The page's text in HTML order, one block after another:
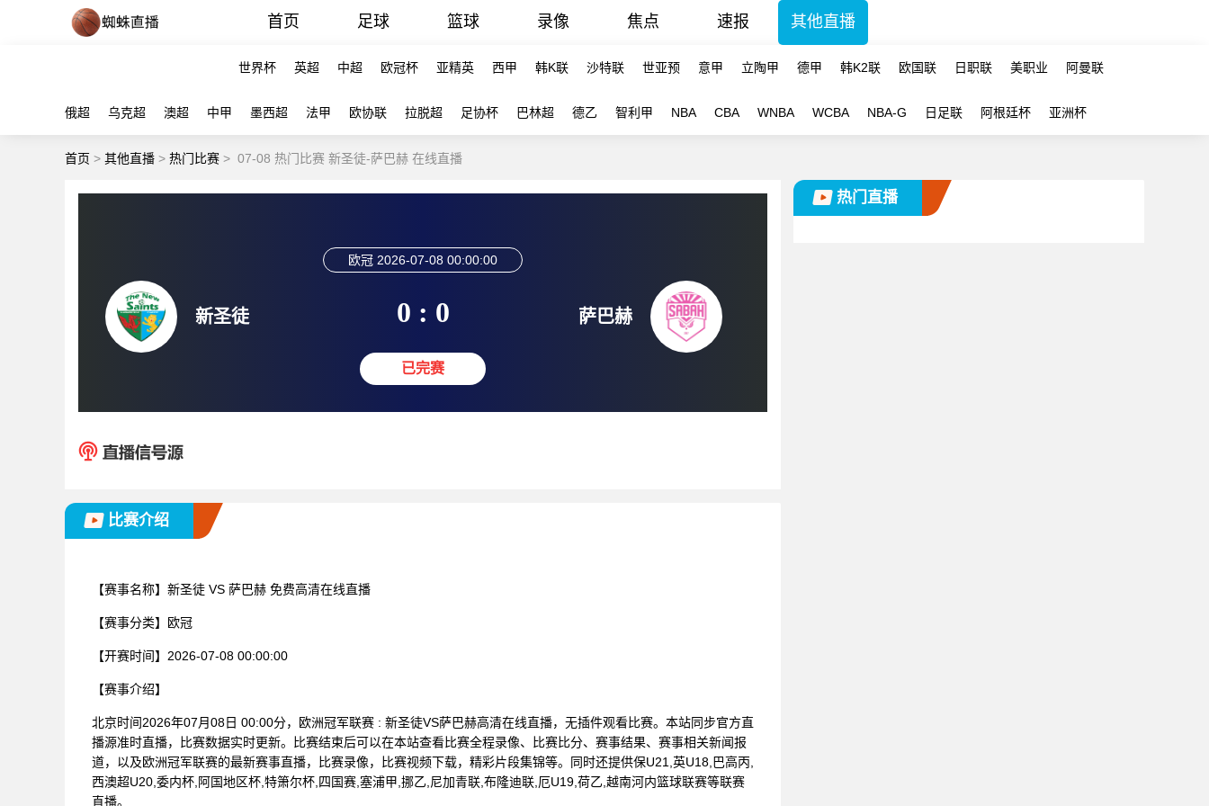
首页 足球 篮球 录像 焦点 速报 其他直播
世界杯 英超 中超 欧冠杯 亚精英 西甲 韩K联 沙特联 世亚预 意甲 立陶甲 德甲 韩K2联 欧国联 日职联 美职业 阿曼联
俄超 乌克超 澳超 中甲 墨西超 法甲 欧协联 拉脱超 足协杯 巴林超 德乙 智利甲 NBA CBA WNBA WCBA NBA-G 日足联 阿根廷杯 亚洲杯
首页 > 其他直播 > 热门比赛 > 07-08 热门比赛 新圣徒-萨巴赫 在线直播
新圣徒
欧冠 2026-07-08 00:00:00
0 : 0
已完赛
萨巴赫
比赛介绍
【赛事名称】 新圣徒 VS 萨巴赫 免费高清在线直播
【赛事分类】 欧冠
【开赛时间】 2026-07-08 00:00:00
【赛事介绍】
北京时间2026年07月08日 00:00分，欧洲冠军联赛 : 新圣徒VS萨巴赫高清在线直播，无插件观看比赛。本站同步官方直
播源准时直播，比赛数据实时更新。比赛结束后可以在本站查看比赛全程录像、比赛比分、赛事结果、赛事相关新闻报
道，以及欧洲冠军联赛的最新赛事直播，比赛录像，比赛视频下载，精彩片段集锦等。同时还提供保U21,英U18,巴高丙,
西澳超U20,委内杯,阿国地区杯,特箫尔杯,四国赛,塞浦甲,挪乙,尼加青联,布隆迪联,厄U19,荷乙,越南河内篮球联赛等联赛
直播。
热门直播